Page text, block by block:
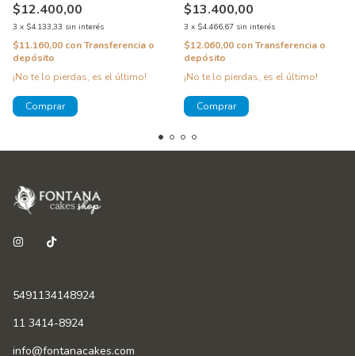
$12.400,00
3 x $4.133,33 sin interés
$11.160,00 conTransferencia o
depósito
¡No te lo pierdas, es el último!
$13.400,00
3 x $4.466,67 sin interés
$12.060,00 conTransferencia o
depósito
¡No te lo pierdas, es el último!
5491134148924
11 3414-8924
info@fontanacakes.com